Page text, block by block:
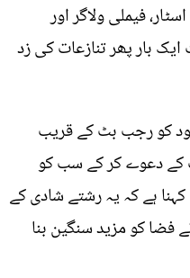
فیملی ولاگر اور
بار پھر تنازعات کی زد
کو رجب بٹ کے قریب
کے دعوے کر کے سب کو
ہے کہ یہ رشتے شادی کے
فضا کو مزید سنگین بنا